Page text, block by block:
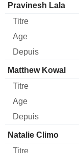
Pravinesh Lala
Matthew Kowal
Natalie Climo